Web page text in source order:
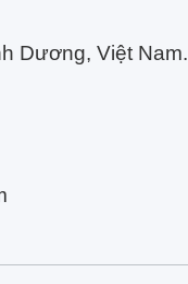
Dương, Việt Nam.